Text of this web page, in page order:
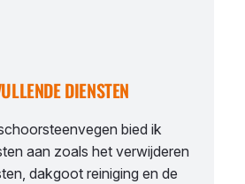
DIENSTEN
bied ik
aan zoals het verwijderen
dakgoot reiniging en de